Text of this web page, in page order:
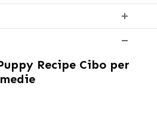
Recipe Cibo per